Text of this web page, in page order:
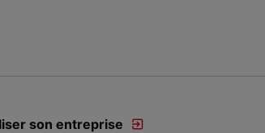
son entreprise